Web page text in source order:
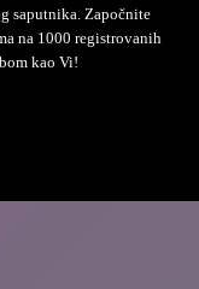
saputnika. Započnite
na 1000 registrovanih
kao Vi!